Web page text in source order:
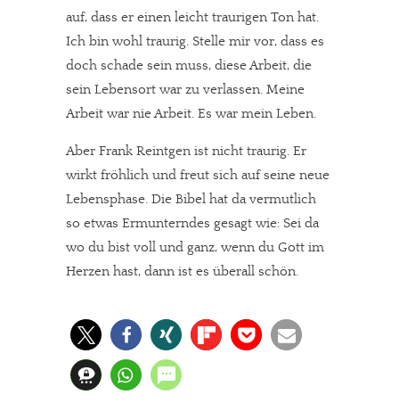
Dir gefällt unsere Arbeit?
meinesuedstadt.de finanziert sich durch Partnerprofile und
Werbung. Beide Einnahmequellen sind in den letzten Monaten
stark zurückgegangen.
Paypal - danke@meinesuedstadt.de
auf, dass er einen leicht traurigen Ton hat.
Ich bin wohl traurig. Stelle mir vor, dass es
doch schade sein muss, diese Arbeit, die
sein Lebensort war zu verlassen. Meine
Arbeit war nie Arbeit. Es war mein Leben.
Aber Frank Reintgen ist nicht traurig. Er
wirkt fröhlich und freut sich auf seine neue
Lebensphase. Die Bibel hat da vermutlich
so etwas Ermunterndes gesagt wie: Sei da
wo du bist voll und ganz, wenn du Gott im
Herzen hast, dann ist es überall schön.